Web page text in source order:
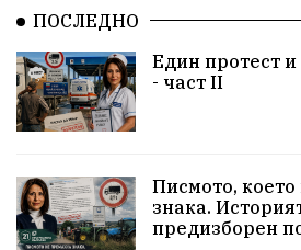
Станислав Дечев
несправедливост бухалки
екология
Хасково добри дела
здравословен живот
ПОСЛЕДНО
Един протест
- част II
Писмото,
знака.
предизборен